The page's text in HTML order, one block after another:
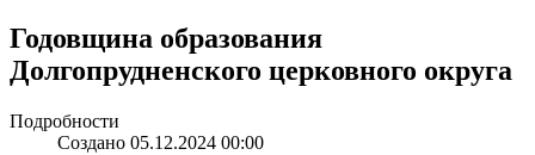
Годовщина образования
Долгопрудненского церковного округа
Подробности
Создано 05.12.2024 00:00